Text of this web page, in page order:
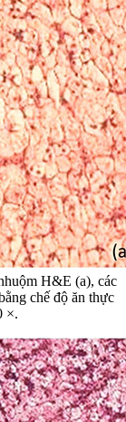
H&E (a), các
chế độ ăn thực
×.